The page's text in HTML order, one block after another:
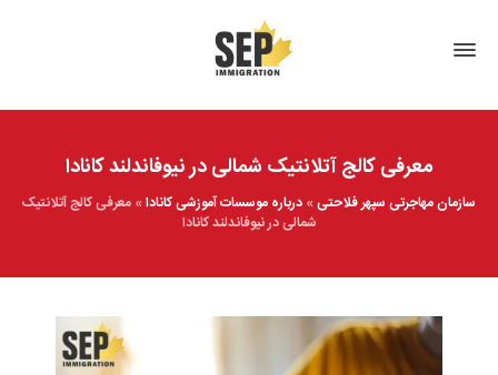
معرفی کالج آتلانتیک شمالی در نیوفاندلند کانادا
سازمان مهاجرتی سپهر فلاحتی» درباره موسسات آموزشی کانادا» معرفی کالج آتلانتیک
شمالی در نیوفاندلند کانادا